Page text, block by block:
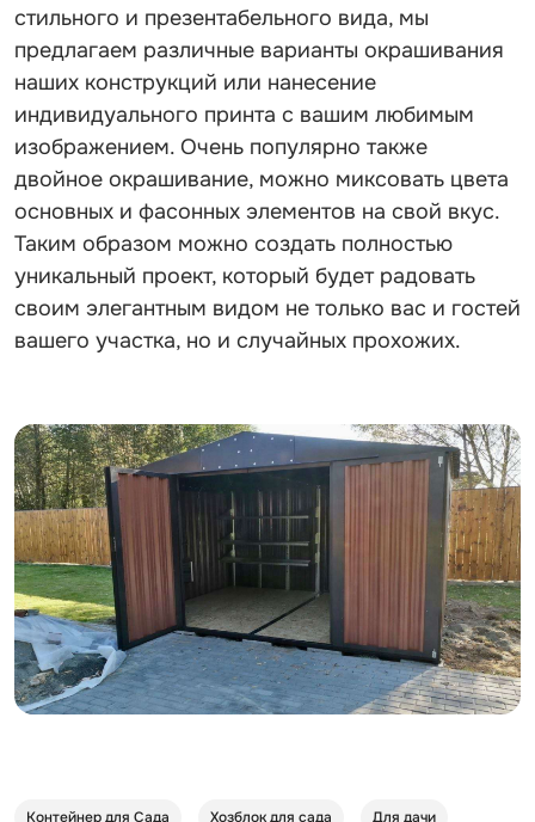
стильного и презентабельного вида, мы
предлагаем различные варианты окрашивания
наших конструкций или нанесение
индивидуального принта с вашим любимым
изображением. Очень популярно также
двойное окрашивание, можно миксовать цвета
основных и фасонных элементов на свой вкус.
Таким образом можно создать полностью
уникальный проект, который будет радовать
своим элегантным видом не только вас и гостей
вашего участка, но и случайных прохожих.
Контейнер для Сада Хозблок для сада Для дачи